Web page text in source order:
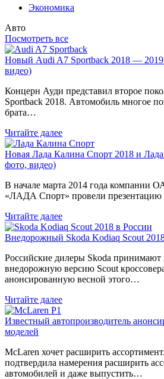
Экономика
Авто
Посмотреть все
Новый Audi A7 Sportback 2018 — 2019
видео)
Концерн Ауди представил второе
Sportback 2018. Автомобиль многое
брата…
Читайте далее
Новая Лада Калина Спорт 2018 и
фото, видео)
В начале марта 2014 года
«ЛАДА Спорт» провели
Читайте далее
Внедорожный Skoda Kodiaq Scout
Российские дилеры Skoda принимают
внедорожную версию Scout
анонсированную весной этого…
Читайте далее
Известный автопроизводитель
моделей
McLaren хочет расширить
подтвердила намерения расширить
автомобилей и даже выпустить…